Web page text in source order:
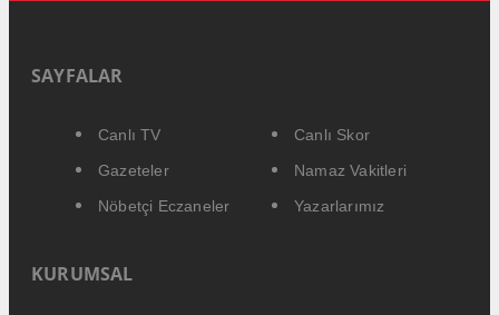
SAYFALAR
Canlı TV
Canlı Skor
Gazeteler
Namaz Vakitleri
Nöbetçi Eczaneler
Yazarlarımız
KURUMSAL